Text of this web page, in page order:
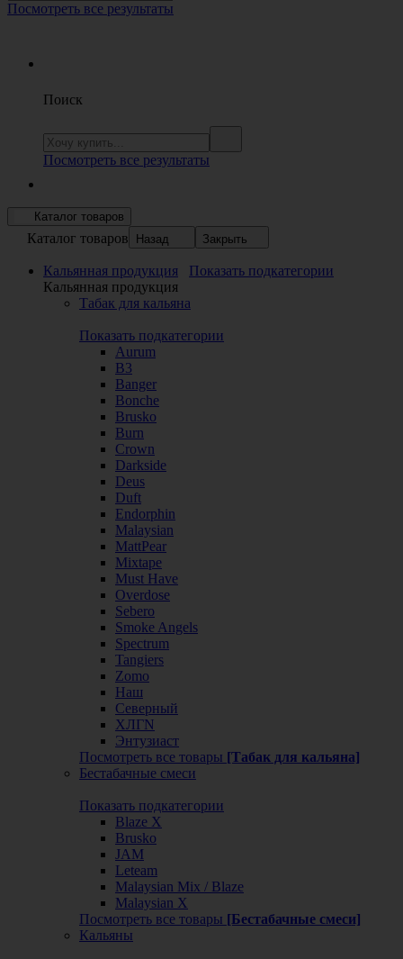
Посмотреть все результаты
Поиск
Посмотреть все результаты
Каталог товаров
Каталог товаров Назад Закрыть
Кальянная продукция
Показать подкатегории
Кальянная продукция
Табак для кальяна
Показать подкатегории
Aurum
B3
Banger
Bonche
Brusko
Burn
Crown
Darkside
Deus
Duft
Endorphin
Malaysian
MattPear
Mixtape
Must Have
Overdose
Sebero
Smoke Angels
Spectrum
Tangiers
Zomo
Наш
Северный
ХЛГN
Энтузиаст
Посмотреть все товары [Табак для кальяна]
Бестабачные смеси
Показать подкатегории
Blaze X
Brusko
JAM
Leteam
Malaysian Mix / Blaze
Malaysian X
Посмотреть все товары [Бестабачные смеси]
Кальяны